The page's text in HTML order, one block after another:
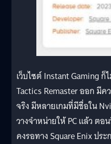
เว็บไซต์ Instant Gaming ก็
Tactics Remaster ออก มีค
จริง มีหลายเกมที่มีชื่อใน
วางจำหน่ายให้ PC แล้ว ตอ
คงรอทาง Square Enix ปร